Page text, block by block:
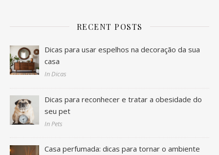
RECENT POSTS
Dicas para usar espelhos na decoração da sua
casa
In Dicas
Dicas para reconhecer e tratar a obesidade do
seu pet
In Pets
Casa perfumada: dicas para tornar o ambiente